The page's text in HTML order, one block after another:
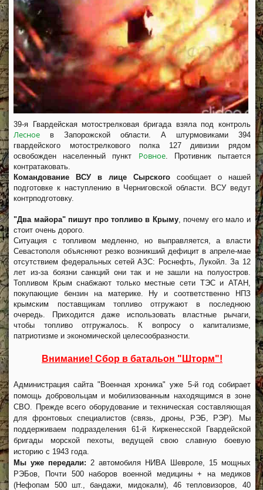
39-я Гвардейская мотострелковая бригада взяла под контроль
Лесное в Запорожской области. А штурмовиками 394
гвардейского мотострелкового полка 127 дивизии рядом
освобожден населенный пункт
Ровное. Противник пытается
контратаковать.
Командование ВСУ в лице Сырского сообщает о нашей
подготовке к наступлению в Черниговской области. ВСУ ведут
контрподготовку.
"Два майора" пишут про топливо в Крыму, почему его мало и
стоит очень дорого.
Ситуация с топливом медленно, но выправляется, а власти
Севастополя объясняют резко возникший дефицит в апреле-мае
отсутствием федеральных сетей АЗС: Роснефть, Лукойл. За 12
лет из-за боязни санкций они так и не зашли на полуостров.
Топливом Крым снабжают только местные сети ТЭС и АТАН,
покупающие бензин на материке. Ну и соответственно НПЗ
крымским поставщикам топливо отгружают в последнюю
очередь. Приходится даже использовать властные рычаги,
чтобы топливо отгружалось. К вопросу о капитализме,
патриотизме и экономической целесообразности.
Внимание! Сбор в батальон "Шторм"!
Администрация сайта "Военная хроника" уже 5-й год собирает
помощь добровольцам и мобилизованным находящимся в зоне
СВО. Прежде всего оборудование и техническая составляющая
для фронтовых специалистов (связь, дроны, РЭБ, РЭР). Мы
поддерживаем подразделения 61-й Киркенесской Гвардейской
бригады морской пехоты, ведущей свою славную боевую
историю с 1943 года.
Мы уже передали: 2 автомобиля НИВА Шевроле, 15 мощных
РЭБов, Почти 500 наборов военной медицины + на медиков
(Нефопам 500 шт., бандажи, мидокалм), 46 тепловизоров, 40